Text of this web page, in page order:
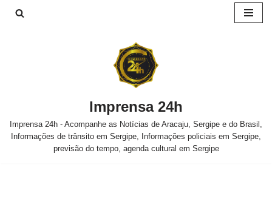
Imprensa 24h
Imprensa 24h - Acompanhe as Notícias de Aracaju, Sergipe e do Brasil,
Informações de trânsito em Sergipe, Informações policiais em Sergipe,
previsão do tempo, agenda cultural em Sergipe